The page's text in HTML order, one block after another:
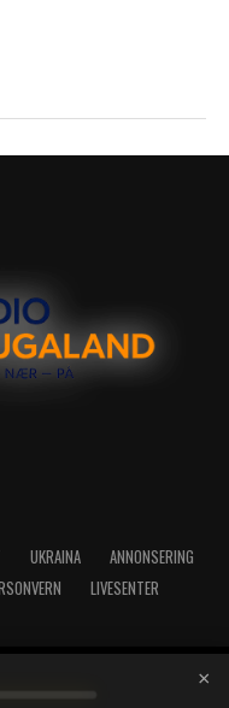
UKRAINA
ANNONSERING
LIVESENTER
- Haraldsgata 114,
- Telefon: 52717273
×